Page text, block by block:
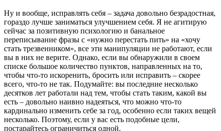
Ну и вообще, исправлять себя – задача довольно безрадостная,
гораздо лучше заниматься улучшением себя. Я не агитирую
сейчас за позитивную психологию и банальное
переписывание фразы с «нужно перестать пить» на «хочу
стать трезвенником», все эти манипуляции не работают, если
вы в них не верите. Однако, если вы обнаружили в своем
списке большое количество пунктов, направленных на то,
чтобы что-то искоренить, бросить или исправить – скорее
всего, что-то не так. Подумайте: вы последние несколько
десятков лет работали над тем, чтобы стать таким, какой вы
есть – довольно наивно надеяться, что можно что-то
кардинально изменить себе за год, особенно если таких вещей
несколько. Поэтому, если у вас есть подобные цели,
постарайтесь ограничиться одной.